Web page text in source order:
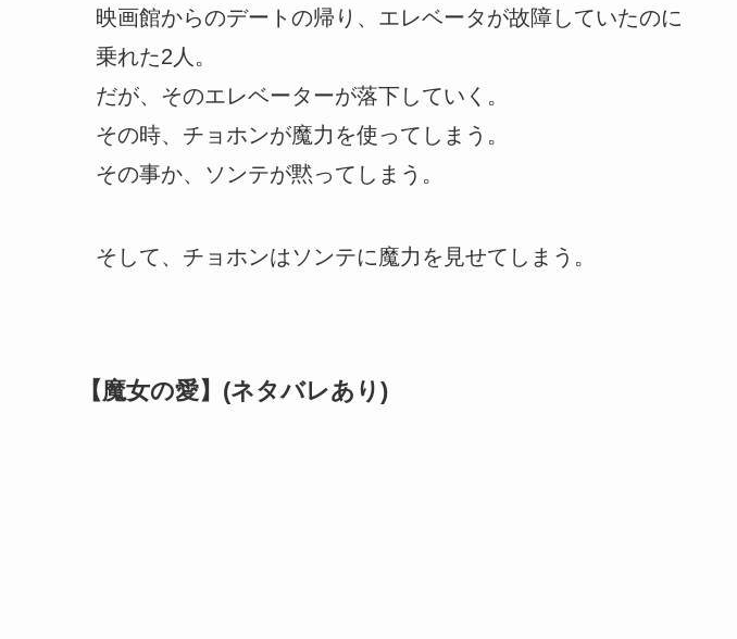
映画館からのデートの帰り、エレベータが故障していたのに
乗れた2人。
だが、そのエレベーターが落下していく。
その時、チョホンが魔力を使ってしまう。
その事か、ソンテが黙ってしまう。
そして、チョホンはソンテに魔力を見せてしまう。
【魔女の愛】(ネタバレあり)